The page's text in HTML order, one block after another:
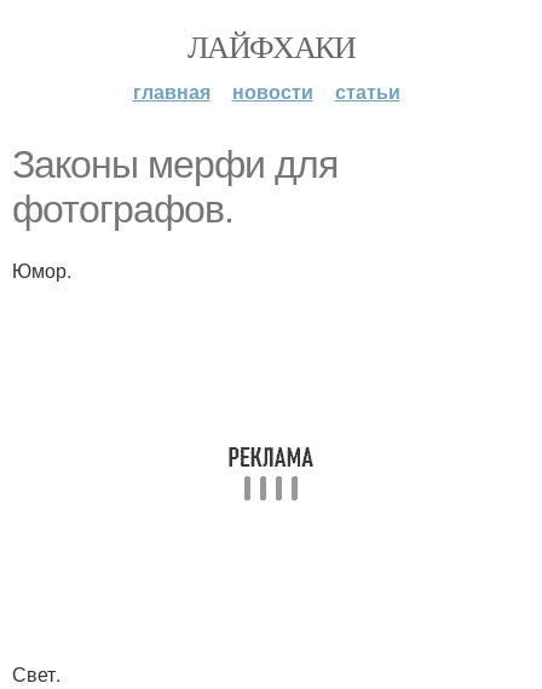
ЛАЙФХАКИ
главная новости статьи
Законы мерфи для
фотографов.
Юмор.
Свет.